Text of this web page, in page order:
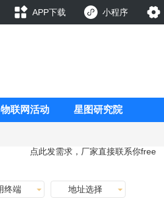
APP下载 小程序
物联网活动 星图研究院
点此发需求，厂家直接联系你free
终端 地址选择